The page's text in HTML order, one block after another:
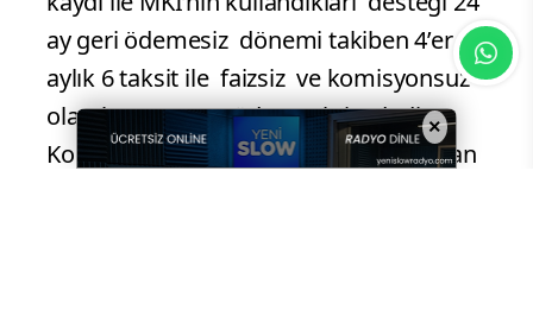
ay geri ödemesiz dönemi takiben 4’er
aylık 6 taksit ile faizsiz ve komisyonsuz
olarak KOSGEB’e ödeyecektir” dedi.
Kobi Uzmanı Yılmaz Mert, kriterleri uyan
×